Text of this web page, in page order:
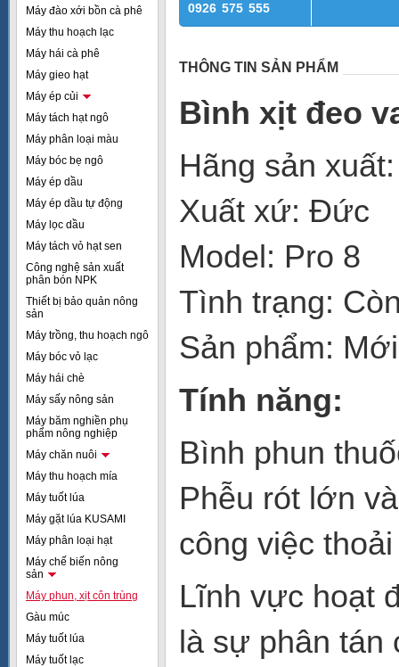
Máy đào xới bồn cà phê
Máy thu hoạch lạc
Máy hái cà phê
Máy gieo hạt
Máy ép củi
Máy tách hạt ngô
Máy phân loại màu
Máy bóc bẹ ngô
Máy ép dầu
Máy ép dầu tự động
Máy lọc dầu
Máy tách vỏ hạt sen
Công nghệ sản xuất
phân bón NPK
Thiết bị bảo quản nông
sản
Máy trồng, thu hoạch ngô
Máy bóc vỏ lạc
Máy hái chè
Máy sấy nông sản
Máy băm nghiền phụ
phẩm nông nghiệp
Máy chăn nuôi
Máy thu hoạch mía
Máy tuốt lúa
Máy gặt lúa KUSAMI
Máy phân loại hạt
Máy chế biến nông
sản
Máy phun, xịt côn trùng
Gàu múc
Máy tuốt lúa
Máy tuốt lạc
0926 575 555
THÔNG TIN SẢN PHẨM
Bình xịt đeo
Hãng sản
Xuất xứ: Đức
Model: Pro 8
Tình trạng:
Sản phẩm:
Tính năng:
Bình phun
Phễu rót lớn
công việc
Lĩnh vực hoạt
là sự phân tán